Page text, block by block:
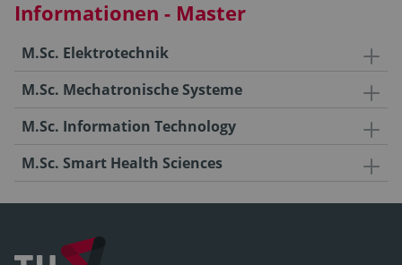
Informationen - Master
M.Sc. Elektrotechnik
M.Sc. Mechatronische Systeme
M.Sc. Information Technology
M.Sc. Smart Health Sciences